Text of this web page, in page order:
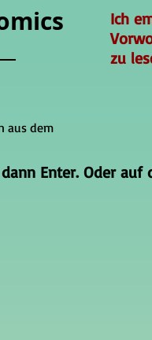
Ich
zu
aus dem
Enter. Oder auf